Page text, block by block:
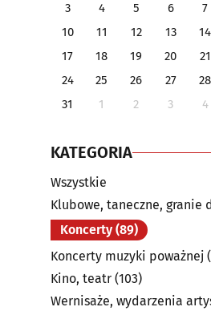
3
4 5 6 7
10
11 12 13 14
17
18 19 20 21
24
25 26 27 28
31
1 2 3 4
KATEGORIA
Wszystkie
Klubowe, taneczne, granie
Koncerty (89)
Koncerty muzyki poważnej
Kino, teatr (103)
Wernisaże, wydarzenia